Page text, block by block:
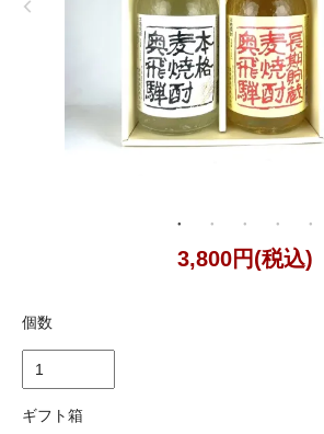
3,800円(税込)
個数
ギフト箱